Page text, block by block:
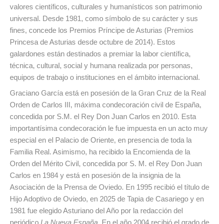
valores científicos, culturales y humanísticos son patrimonio
universal. Desde 1981, como símbolo de su carácter y sus
fines, concede los Premios Príncipe de Asturias (Premios
Princesa de Asturias desde octubre de 2014). Estos
galardones están destinados a premiar la labor científica,
técnica, cultural, social y humana realizada por personas,
equipos de trabajo o instituciones en el ámbito internacional.
Graciano García está en posesión de la Gran Cruz de la Real
Orden de Carlos III, máxima condecoración civil de España,
concedida por S.M. el Rey Don Juan Carlos en 2010. Esta
importantísima condecoración le fue impuesta en un acto muy
especial en el Palacio de Oriente, en presencia de toda la
Familia Real. Asimismo, ha recibido la Encomienda de la
Orden del Mérito Civil, concedida por S. M. el Rey Don Juan
Carlos en 1984 y está en posesión de la insignia de la
Asociación de la Prensa de Oviedo. En 1995 recibió el título de
Hijo Adoptivo de Oviedo, en 2025 de Tapia de Casariego y en
1981 fue elegido Asturiano del Año por la redacción del
periódico La Nueva España. En el año 2004 recibió el grado de